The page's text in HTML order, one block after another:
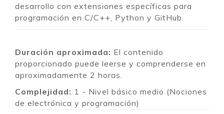
desarrollo con extensiones específicas para
programación en C/C++, Python y GitHub.
Duración aproximada: El contenido
proporcionado puede leerse y comprenderse en
aproximadamente 2 horas.
Complejidad: 1 - Nivel básico medio (Nociones
de electrónica y programación)